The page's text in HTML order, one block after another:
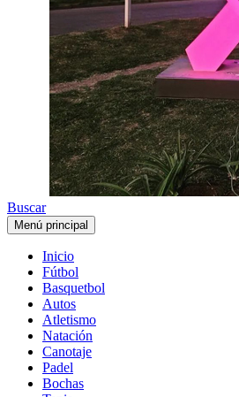
Buscar
Menú principal
Inicio
Fútbol
Basquetbol
Autos
Atletismo
Natación
Canotaje
Padel
Bochas